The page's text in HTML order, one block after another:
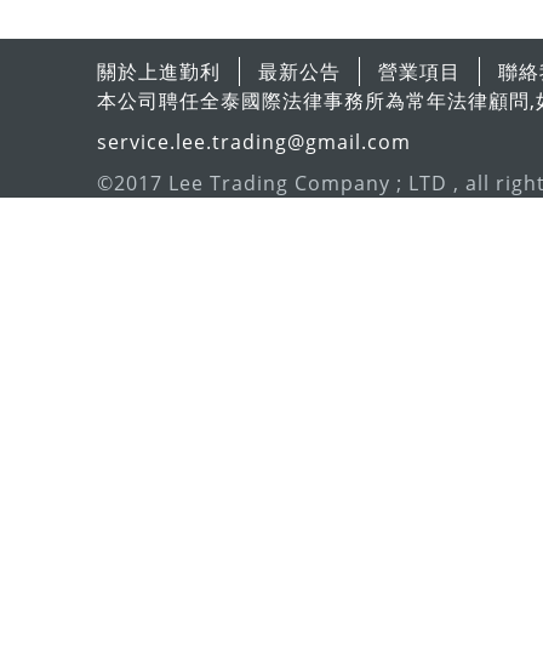
關於上進勤利 最新公告 營業項目
聯
本公司聘任全泰國際法律事務所為常年法律顧
service.lee.trading@gmail.com
©2017 Lee Trading Company ; LTD , all